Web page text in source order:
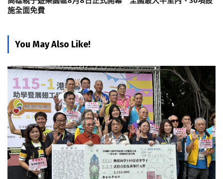
施全面免費
You May Also Like!